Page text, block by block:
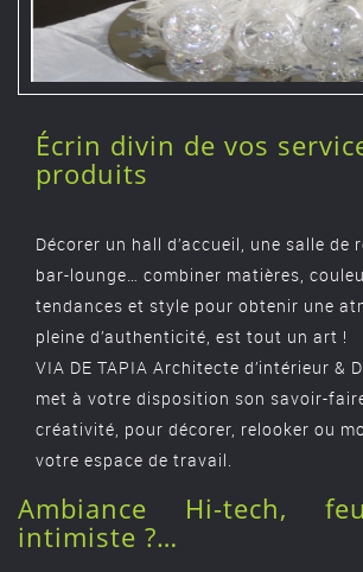
Écrin divin de vos
produits
Décorer un hall d’accueil, une salle de
bar-lounge… combiner matières,
tendances et style pour obtenir une
pleine d’authenticité, est tout un art !
VIA DE TAPIA Architecte d’intérieur &
met à votre disposition son savoir-
créativité, pour décorer, relooker ou
votre espace de travail.
Ambiance Hi-tech,
intimiste ?…